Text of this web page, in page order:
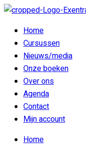
Home
Cursussen
Nieuws/media
Onze boeken
Over ons
Agenda
Contact
Mijn account
Home